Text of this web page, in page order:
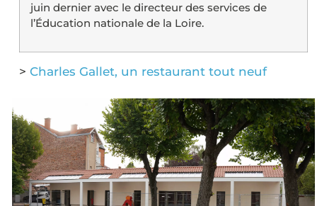
juin dernier avec le directeur des services de
l’Éducation nationale de la Loire.
> Charles Gallet, un restaurant tout neuf